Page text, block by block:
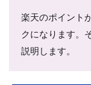
楽天のポイント
クになります。
説明します。